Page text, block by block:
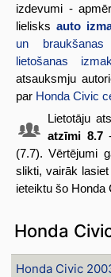
izdevumi -
lielisksauto
un
lietošanas
atsauksmju
par Honda Civic
Lietotāju
atzīmi 8.7-
(7.7). Vērtējumi
slikti, vairāk
ieteiktu šo Honda
Honda
Honda Civic